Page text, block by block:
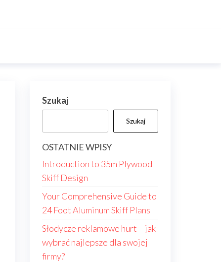
Szukaj
Szukaj
OSTATNIE WPISY
Introduction to 35m Plywood
Skiff Design
Your Comprehensive Guide to
24 Foot Aluminum Skiff Plans
Słodycze reklamowe hurt – jak
wybrać najlepsze dla swojej
firmy?